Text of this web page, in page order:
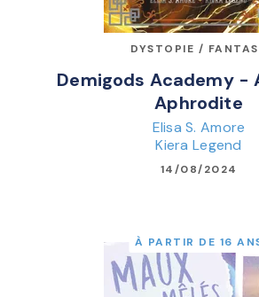
DYSTOPIE /
Demigods Academy -
Aphrodite
Elisa S. Amore
Kiera Legend
14/08/2024
À PARTIR DE 16